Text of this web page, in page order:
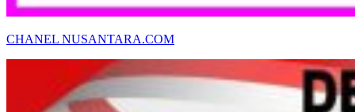
CHANEL NUSANTARA.COM